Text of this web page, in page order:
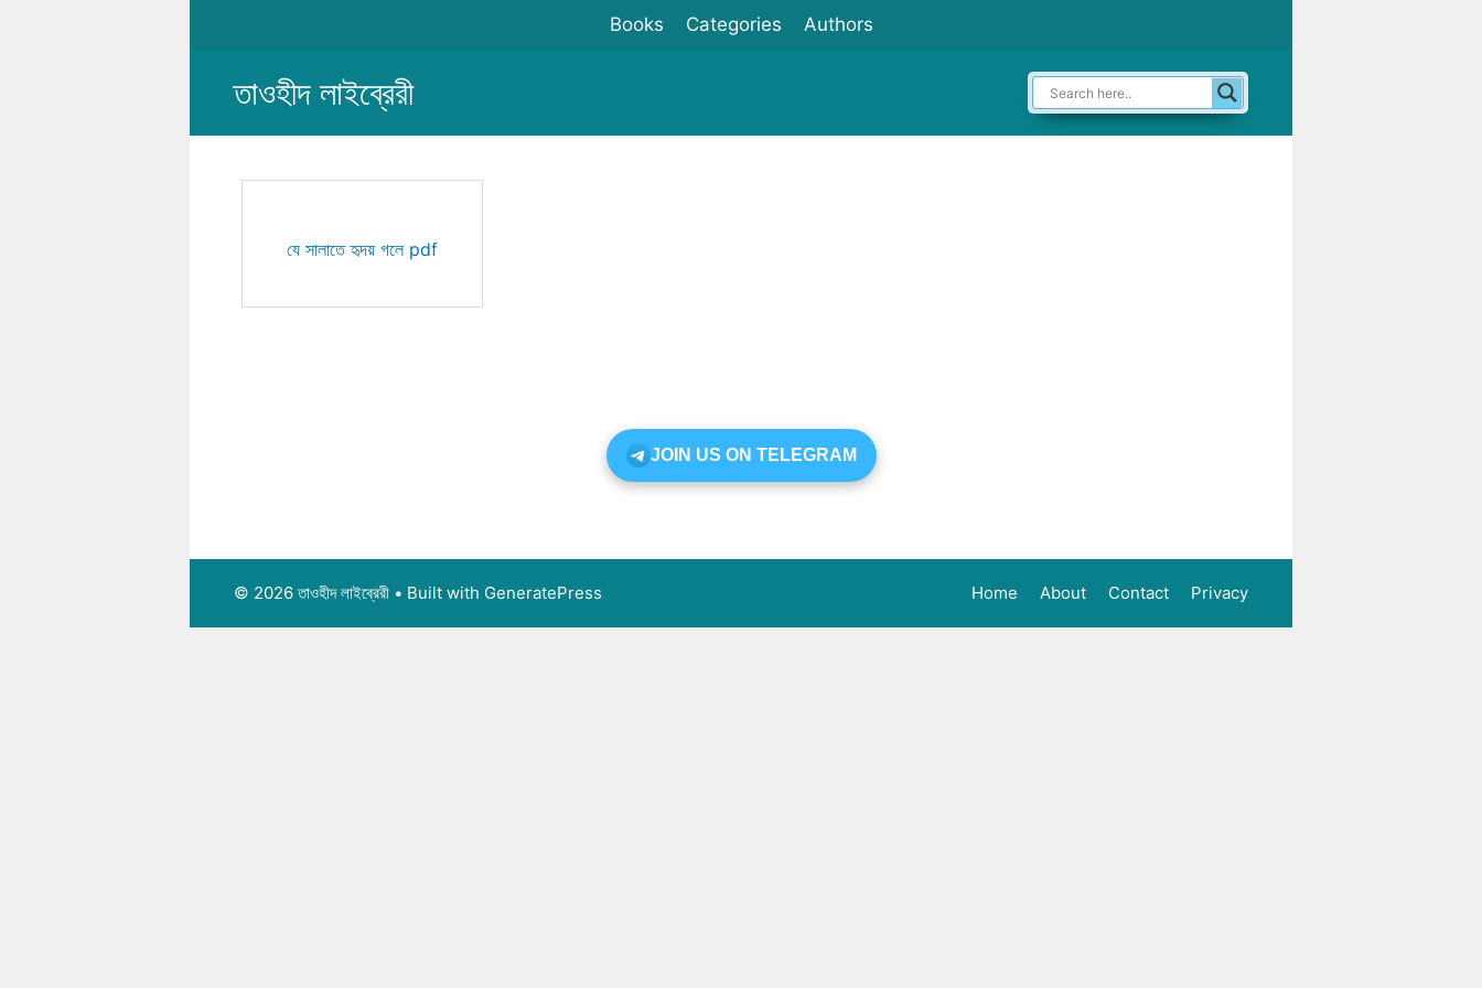
Books Categories Authors
তাওহীদ লাইব্রেরী
যে সালাতে হৃদয় গলে pdf
JOIN US ON TELEGRAM
Home About Contact Privacy
© 2026 তাওহীদ লাইব্রেরী • Built with GeneratePress